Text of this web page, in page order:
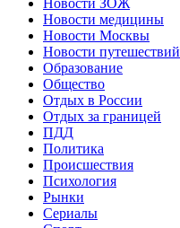
Новости ЗОЖ
Новости медицины
Новости Москвы
Новости путешествий
Образование
Общество
Отдых в России
Отдых за границей
ПДД
Политика
Происшествия
Психология
Рынки
Сериалы